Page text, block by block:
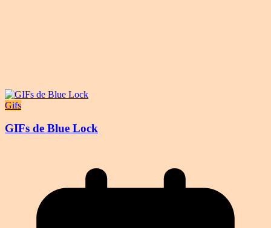
Gifs
GIFs de Blue Lock